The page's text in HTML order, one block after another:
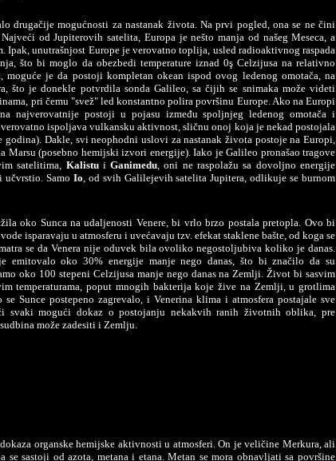
drugačije mogućnosti za nastanak života. Na prvi pogled, ona se ne čini
od Jupiterovih satelita, Europa je nešto manja od našeg Meseca, a
Ipak, unutrašnjost Europe je verovatno toplija, usled radioaktivnog raspada
što bi moglo da obezbedi temperature iznad 0ş Celzijusa na relativno
moguće je da postoji kompletan okean ispod ovog ledenog omotača, na
što je donekle potvrdila sonda Galileo, sa čijih se snimaka može videti
pri čemu "svež" led konstantno polira površinu Europe. Ako na Europi
najverovatnije postoji u pojasu između spoljnjeg ledenog omotača i
ispoljava vulkansku aktivnost, sličnu onoj koja je nekad postojala
godina). Dakle, svi neophodni uslovi za nastanak života postoje na Europi,
Marsu (posebno hemijski izvori energije). Iako je Galileo pronašao tragove
satelitima, Kalistu iGanimedu, oni ne raspolažu sa dovoljno energije
Samo Io, od svih Galilejevih satelita Jupitera, odlikuje se burnom
oko Sunca na udaljenosti Venere, bi vrlo brzo postala pretopla. Ovo bi
isparavaju u atmosferu i uvećavaju tzv. efekat staklene bašte, od koga se
se da Venera nije oduvek bila ovoliko negostoljubiva koliko je danas.
emitovalo oko 30% energije manje nego danas, što bi značilo da su
oko 100 stepeni Celzijusa manje nego danas na Zemlji. Život bi sasvim
temperaturama, poput mnogih bakterija koje žive na Zemlji, u grotlima
Sunce postepeno zagrevalo, i Venerina klima i atmosfera postajale sve
svaki mogući dokaz o postojanju nekakvih ranih životnih oblika, pre
može zadesiti i Zemlju.
organske hemijske aktivnosti u atmosferi. On je veličine Merkura, ali
se sastoji od azota, metana i etana. Metan se mora obnavljati sa površine